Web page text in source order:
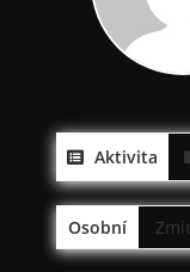
Aktivita
Osobní